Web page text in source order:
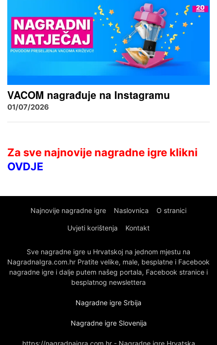
VACOM nagrađuje na Instagramu
01/07/2026
Za sve najnovije nagradne igre klikni
OVDJE
Najnovije nagradne igre Naslovnica O stranici
Uvjeti korištenja Kontakt
Sve nagradne igre u Hrvatskoj na jednom mjestu na
NagradnaIgra.com.hr Pratite velike, male, besplatne i Facebook
nagradne igre i dalje putem našeg portala, Facebook stranice i
besplatnog newslettera
Nagradne igre Srbija
Nagradne igre Slovenija
https://nagradnaigra.com.hr - Nagradne igre Hrvatska